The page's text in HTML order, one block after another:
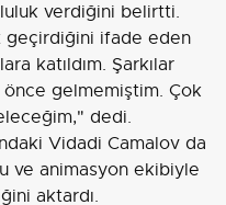
verdiğini belirtti.
ifade eden
katıldım. Şarkılar
gelmemiştim. Çok
dedi.
Vidadi Camalov da
ve animasyon ekibiyle
aktardı.